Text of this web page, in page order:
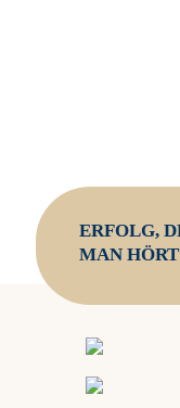
ERFOLG,
MAN HÖRT